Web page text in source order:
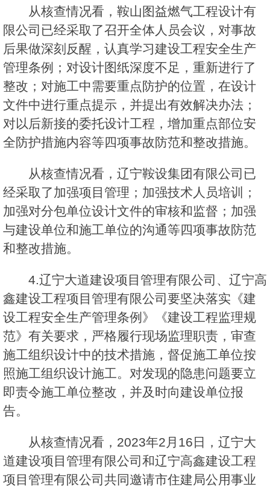
从核查情况看，鞍山图益燃气工程设计有
限公司已经采取了召开全体人员会议，对事故
后果做深刻反醒，认真学习建设工程安全生产
管理条例；对设计图纸深度不足，重新进行了
整改；对施工中需要重点防护的位置，在设计
文件中进行重点提示，并提出有效解决办法；
对以后新接的委托设计工程，增加重点部位安
全防护措施内容等四项事故防范和整改措施。
从核查情况看，辽宁鞍设集团有限公司已
经采取了加强项目管理；加强技术人员培训；
加强对分包单位设计文件的审核和监督；加强
与建设单位和施工单位的沟通等四项事故防范
和整改措施。
4.辽宁大道建设项目管理有限公司、辽宁高
鑫建设工程项目管理有限公司要坚决落实《建
设工程安全生产管理条例》《建设工程监理规
范》有关要求，严格履行现场监理职责，审查
施工组织设计中的技术措施，督促施工单位按
照施工组织设计施工。对发现的隐患问题要立
即责令施工单位整改，并及时向建设单位报
告。
从核查情况看，2023年2月16日，辽宁大
道建设项目管理有限公司和辽宁高鑫建设工程
项目管理有限公司共同邀请市住建局公用事业